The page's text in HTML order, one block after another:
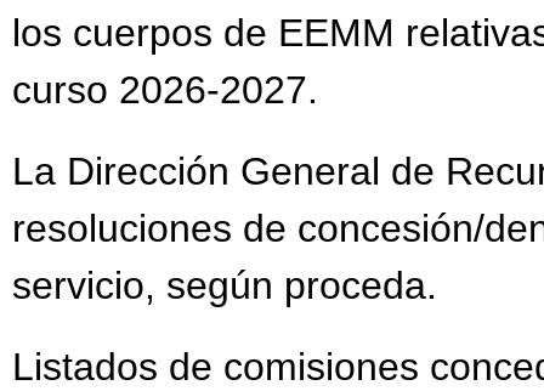
los cuerpos de EEMM
curso 2026-2027.
La Dirección General de
resoluciones de concesión/
servicio, según proceda.
Listados de comisiones